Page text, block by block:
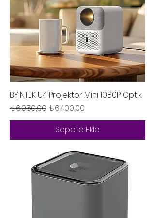
BYINTEK U4 Projektör Mini 1080P Optik
Normal Fiyat
₺6.950,00 İndirimli Fiyat
₺6.400,00
Sepete Ekle